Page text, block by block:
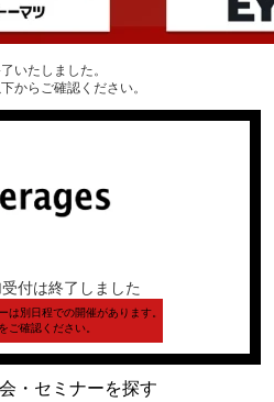
いたしました。
からご確認ください。
付は終了しました
は別日程での開催があります。
ご確認ください。
・セミナーを探す